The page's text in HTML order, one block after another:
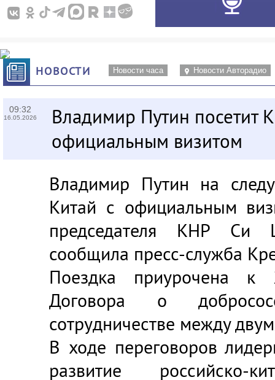
НОВОСТИ Новости часа Новости Авторадио
09:32
16.05.2026
Владимир Путин посетит
официальным визитом
Владимир Путин на
Китай с официальным
председателя КНР Си
сообщила пресс-служба
Поездка приурочена к
Договора о
сотрудничестве между
В ходе переговоров
развитие российско-